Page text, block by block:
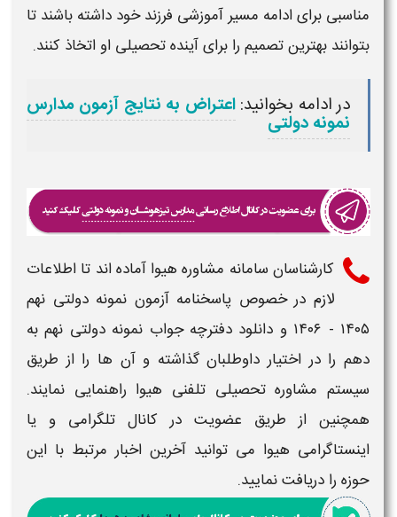
مناسبی برای ادامه مسیر آموزشی فرزند خود داشته باشند تا
بتوانند بهترین تصمیم را برای آینده تحصیلی او اتخاذ کنند.
در ادامه بخوانید:اعتراض به نتایج آزمون مدارس
نمونه دولتی
کارشناسان سامانه مشاوره هیوا آماده اند تا اطلاعات
لازم در خصوص پاسخنامه آزمون نمونه دولتی نهم
۱۴۰۵ - ۱۴۰۶​ و دانلود دفترچه جواب نمونه دولتی نهم به
دهم​ را در اختیار داوطلبان گذاشته و آن ها را از طریق
سیستم مشاوره تحصیلی تلفنی هیوا راهنمایی نمایند.
همچنین از طریق عضویت در کانال تلگرامی و یا
اینستاگرامی هیوا می توانید آخرین اخبار مرتبط با این
حوزه را دریافت نمایید.